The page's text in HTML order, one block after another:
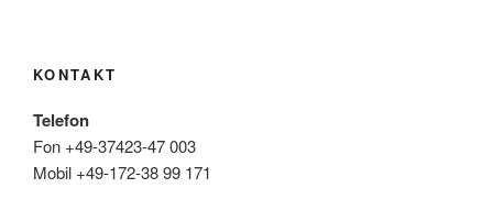
KONTAKT
Telefon
Fon +49-37423-47 003
Mobil +49-172-38 99 171